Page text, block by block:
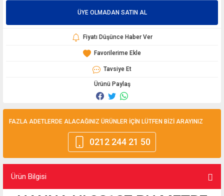
ÜYE OLMADAN SATIN AL
Fiyatı Düşünce Haber Ver
Tavsiye Et
Ürünü Paylaş
FAZLA ADETLERDE ALACAĞINIZ ÜRÜNLER İÇİN LÜTFEN BİZİ ARAYINIZ
0212 244 21 50
Ürün Bilgisi